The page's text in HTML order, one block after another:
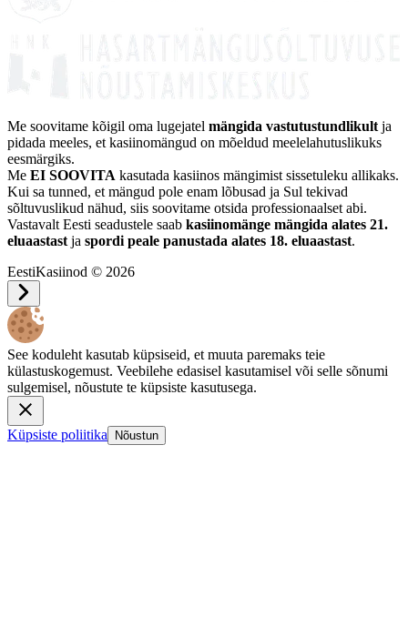
Me soovitame kõigil oma lugejatel mängida vastutustundlikult ja
pidada meeles, et kasiinomängud on mõeldud meelelahutuslikuks
eesmärgiks.
Me EI SOOVITA kasutada kasiinos mängimist sissetuleku allikaks.
Kui sa tunned, et mängud pole enam lõbusad ja Sul tekivad
sõltuvuslikud nähud, siis soovitame otsida professionaalset abi.
Vastavalt Eesti seadustele saab kasiinomänge mängida alates 21.
eluaastast ja spordi peale panustada alates 18. eluaastast.
EestiKasiinod © 2026
See koduleht kasutab küpsiseid, et muuta paremaks teie
külastuskogemust. Veebilehe edasisel kasutamisel või selle sõnumi
sulgemisel, nõustute te küpsiste kasutusega.
Küpsiste poliitika Nõustun